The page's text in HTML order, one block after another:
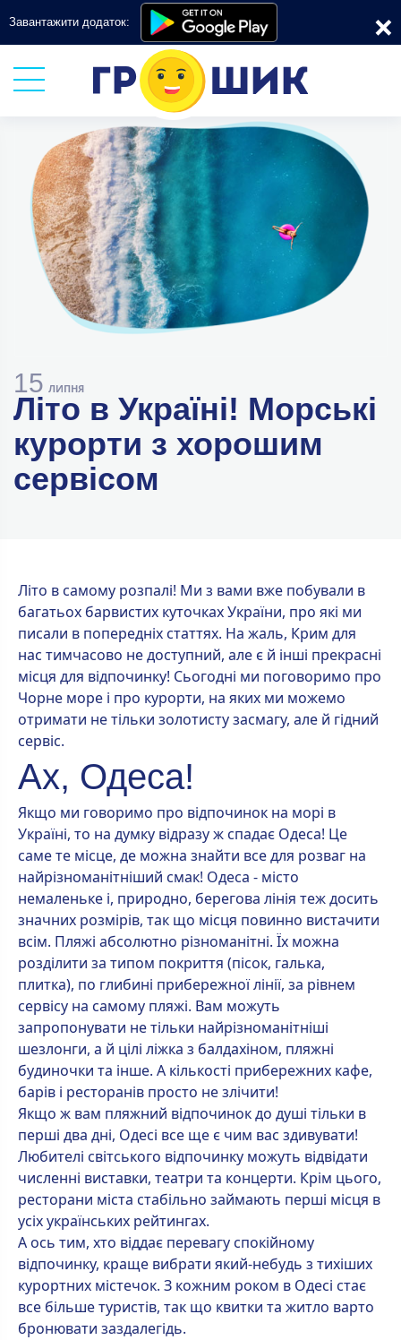
Завантажити додаток: ×
15 ЛИПНЯ
Літо в Україні! Морські
курорти з хорошим
сервісом
Літо в самому розпалі! Ми з вами вже побували в
багатьох барвистих куточках України, про які ми
писали в попередніх статтях. На жаль, Крим для
нас тимчасово не доступний, але є й інші прекрасні
місця для відпочинку! Сьогодні ми поговоримо про
Чорне море і про курорти, на яких ми можемо
отримати не тільки золотисту засмагу, але й гідний
сервіс.
Ах, Одеса!
Якщо ми говоримо про відпочинок на морі в
Україні, то на думку відразу ж спадає Одеса! Це
саме те місце, де можна знайти все для розваг на
найрізноманітніший смак! Одеса - місто
немаленьке і, природно, берегова лінія теж досить
значних розмірів, так що місця повинно вистачити
всім. Пляжі абсолютно різноманітні. Їх можна
розділити за типом покриття (пісок, галька,
плитка), по глибині прибережної лінії, за рівнем
сервісу на самому пляжі. Вам можуть
запропонувати не тільки найрізноманітніші
шезлонги, а й цілі ліжка з балдахіном, пляжні
будиночки та інше. А кількості прибережних кафе,
барів і ресторанів просто не злічити!
Якщо ж вам пляжний відпочинок до душі тільки в
перші два дні, Одесі все ще є чим вас здивувати!
Любителі світського відпочинку можуть відвідати
численні виставки, театри та концерти. Крім цього,
ресторани міста стабільно займають перші місця в
усіх українських рейтингах.
А ось тим, хто віддає перевагу спокійному
відпочинку, краще вибрати який-небудь з тихіших
курортних містечок. З кожним роком в Одесі стає
все більше туристів, так що квитки та житло варто
бронювати заздалегідь.